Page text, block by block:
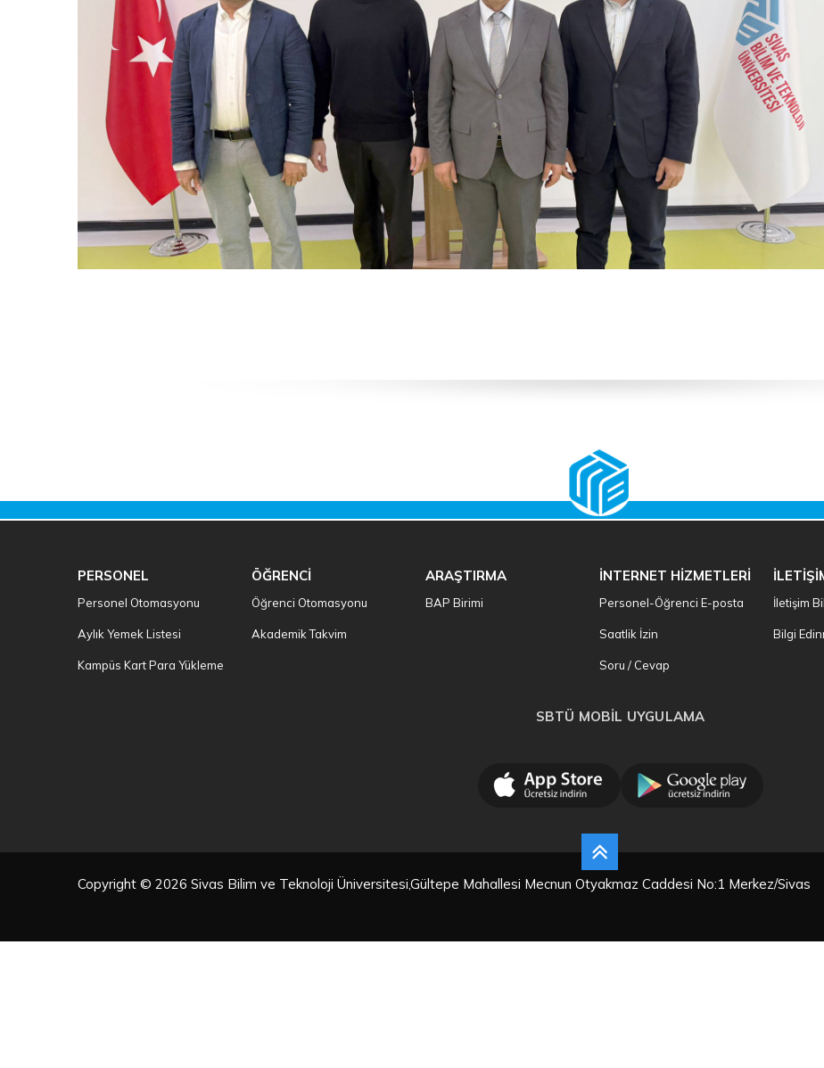
PERSONEL
Personel Otomasyonu
Aylık Yemek Listesi
Kampüs Kart Para Yükleme
ÖĞRENCİ
Öğrenci Otomasyonu
Akademik Takvim
ARAŞTIRMA
BAP Birimi
İNTERNET HİZMETLERİ
Personel-Öğrenci E-posta
Saatlik İzin
Soru / Cevap
İletişim
Bilgi
SBTÜ MOBİL UYGULAMA
Copyright © 2026 Sivas Bilim ve Teknoloji Üniversitesi,Gültepe Mahallesi Mecnun Otyakmaz Caddesi No:1 Merkez/Sivas